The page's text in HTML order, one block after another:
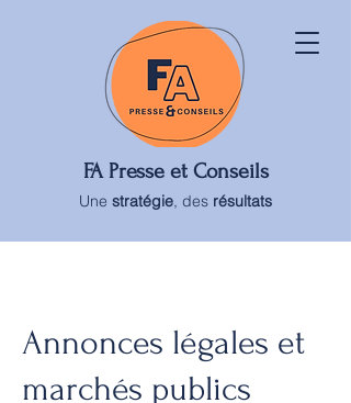
FA Presse et Conseils
Une stratégie, des résultats
Annonces légales et
marchés publics